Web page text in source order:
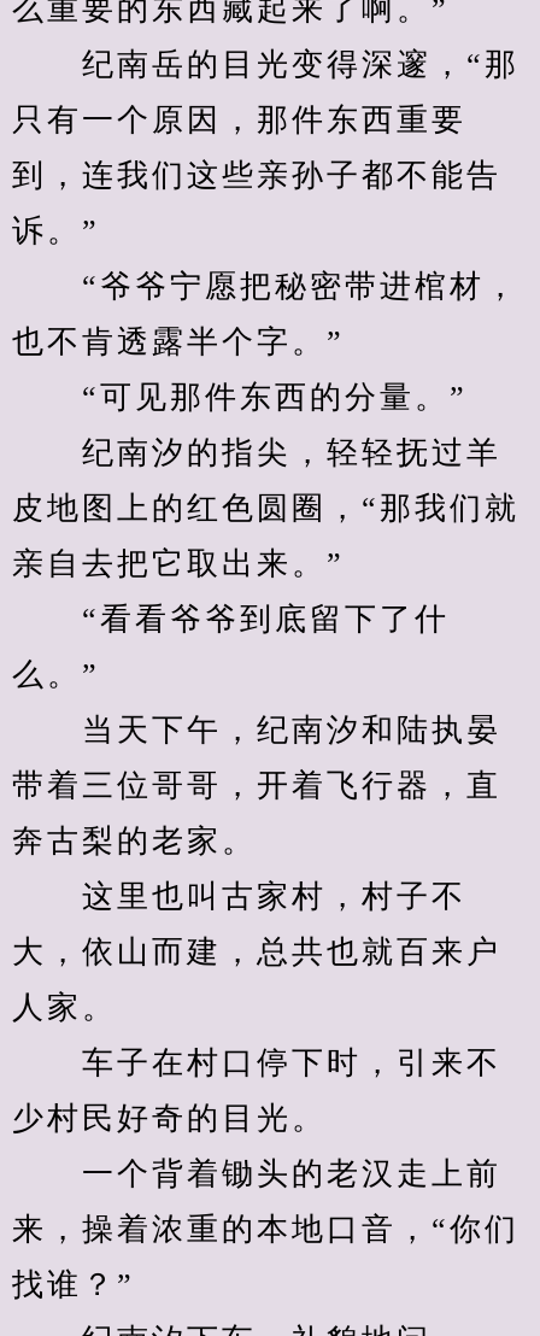
么重要的东西藏起来了啊。”
纪南岳的目光变得深邃，“那
只有一个原因，那件东西重要
到，连我们这些亲孙子都不能告
诉。”
“爷爷宁愿把秘密带进棺材，
也不肯透露半个字。”
“可见那件东西的分量。”
纪南汐的指尖，轻轻抚过羊
皮地图上的红色圆圈，“那我们就
亲自去把它取出来。”
“看看爷爷到底留下了什
么。”
当天下午，纪南汐和陆执晏
带着三位哥哥，开着飞行器，直
奔古梨的老家。
这里也叫古家村，村子不
大，依山而建，总共也就百来户
人家。
车子在村口停下时，引来不
少村民好奇的目光。
一个背着锄头的老汉走上前
来，操着浓重的本地口音，“你们
找谁？”